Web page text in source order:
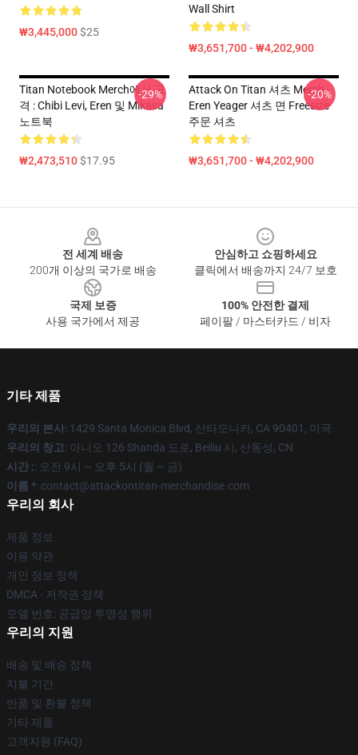
₩3,445,000$25
Wall Shirt
₩3,651,700 - ₩4,202,900
Titan Notebook Merch에서 공
격 : Chibi Levi, Eren 및 Mikasa
노트북
₩2,473,510$17.95
-29%
Attack On Titan 셔츠 Merch -
Eren Yeager 셔츠 면 Freesize
주문 셔츠
₩3,651,700 - ₩4,202,900
-20%
전 세계 배송
200개 이상의 국가로 배송
안심하고 쇼핑하세요
클릭에서 배송까지 24/7 보호
국제 보증
사용 국가에서 제공
100% 안전한 결제
페이팔 / 마스터카드 / 비자
기타 제품
우리의 본사: 1429 Santa Monica Blvd, 산타모니카, CA 90401, 미국
우리의 창고: 아니오 126 Shanda 도로, Beiliu 시, 산동성, CN
시간 :: 오전 9시 ~ 오후 5시 (월 ~ 금)
이름 *: contact@attackontitan-merchandise.com
우리의 회사
제품 정보
이용 약관
개인 정보 정책
DMCA - 저작권 정책
모델 번호: 공급망 투명성 행위
우리의 지원
배송 및 배송 정책
지불 기간
반품 및 환불 정책
기타 제품
고객지원 (FAQ)